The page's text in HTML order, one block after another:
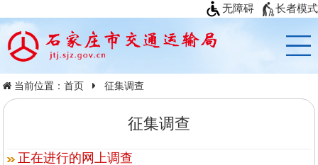
无障碍 长者模式
当前位置：首页 征集调查
征集调查
正在进行的网上调查